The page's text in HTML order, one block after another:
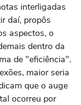
interligadas
daí, propôs
aspectos, o
dentro da
de "eficiência".
maior seria
que o auge
ocorreu por